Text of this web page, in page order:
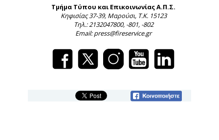
Τμήμα Τύπου και Επικοινωνίας Α.Π.Σ.
Κηφισίας 37-39, Μαρούσι, Τ.Κ. 15123
Τηλ.: 2132047800, -801, -802
Email: press@fireservice.gr